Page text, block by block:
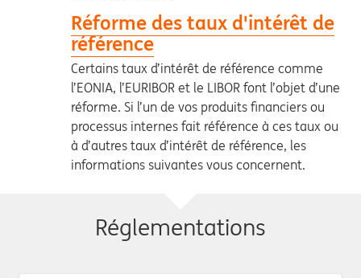
Réforme des taux d'intérêt de
référence
Certains taux d’intérêt de référence comme
l’EONIA, l’EURIBOR et le LIBOR font l’objet d’une
réforme. Si l’un de vos produits financiers ou
processus internes fait référence à ces taux ou
à d’autres taux d’intérêt de référence, les
informations suivantes vous concernent.
Réglementations